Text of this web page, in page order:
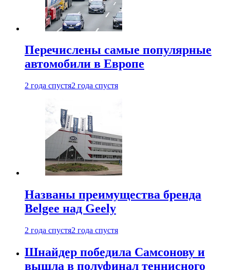
Перечислены самые популярные
автомобили в Европе
2 года спустя2 года спустя
Названы преимущества бренда
Belgee над Geely
2 года спустя2 года спустя
Шнайдер победила Самсонову и
вышла в полуфинал теннисного